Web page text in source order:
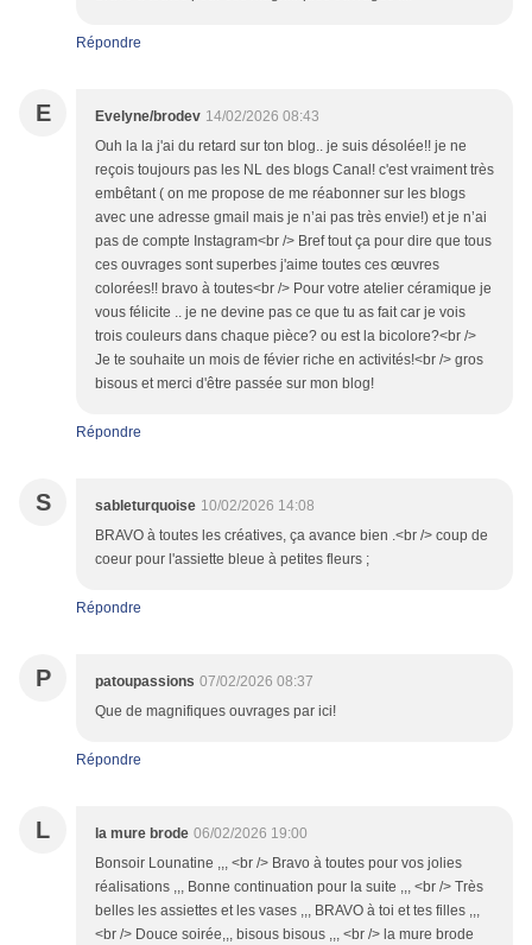
Répondre
E Evelyne/brodev 14/02/2026 08:43
Ouh la la j'ai du retard sur ton blog.. je suis désolée!! je ne
reçois toujours pas les NL des blogs Canal! c'est vraiment très
embêtant ( on me propose de me réabonner sur les blogs
avec une adresse gmail mais je n’ai pas très envie!) et je n’ai
pas de compte Instagram<br /> Bref tout ça pour dire que tous
ces ouvrages sont superbes j'aime toutes ces œuvres
colorées!! bravo à toutes<br /> Pour votre atelier céramique je
vous félicite .. je ne devine pas ce que tu as fait car je vois
trois couleurs dans chaque pièce? ou est la bicolore?<br />
Je te souhaite un mois de févier riche en activités!<br /> gros
bisous et merci d'être passée sur mon blog!
Répondre
S sableturquoise 10/02/2026 14:08
BRAVO à toutes les créatives, ça avance bien .<br /> coup de
coeur pour l'assiette bleue à petites fleurs ;
Répondre
P patoupassions 07/02/2026 08:37
Que de magnifiques ouvrages par ici!
Répondre
L la mure brode 06/02/2026 19:00
Bonsoir Lounatine ,,, <br /> Bravo à toutes pour vos jolies
réalisations ,,, Bonne continuation pour la suite ,,, <br /> Très
belles les assiettes et les vases ,,, BRAVO à toi et tes filles ,,,
<br /> Douce soirée,,, bisous bisous ,,, <br /> la mure brode